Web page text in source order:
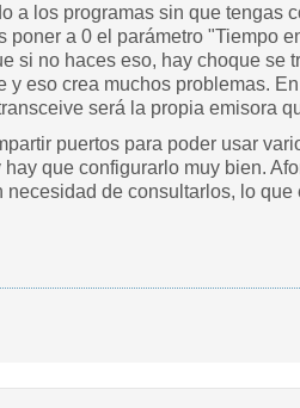
a los programas sin que tengas
poner a 0 el parámetro "Tiempo
si no haces eso, hay choque
y eso crea muchos problemas.
será la propia emisora
puertos para poder usar
hay que configurarlo muy bien.
necesidad de consultarlos, lo